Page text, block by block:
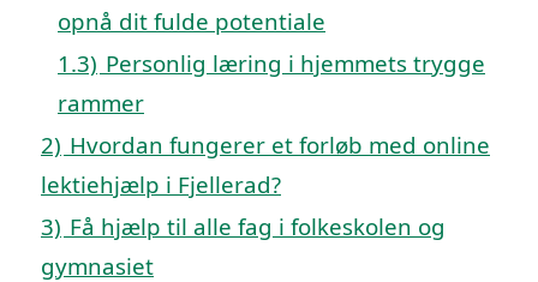
opnå dit fulde potentiale
1.3) Personlig læring i hjemmets trygge
rammer
2) Hvordan fungerer et forløb med online
lektiehjælp i Fjellerad?
3) Få hjælp til alle fag i folkeskolen og
gymnasiet